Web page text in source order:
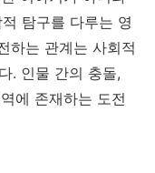
탐구를 다루는 영
하는 관계는 사회적
. 인물 간의 충돌,
에 존재하는 도전